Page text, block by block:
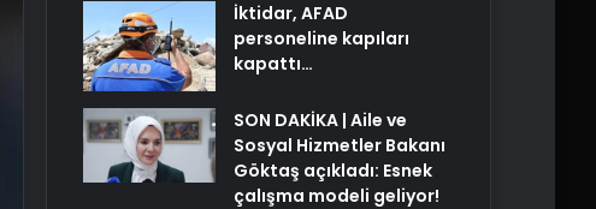
İktidar, AFAD
personeline kapıları
kapattı…
SON DAKİKA | Aile ve
Sosyal Hizmetler Bakanı
Göktaş açıkladı: Esnek
çalışma modeli geliyor!